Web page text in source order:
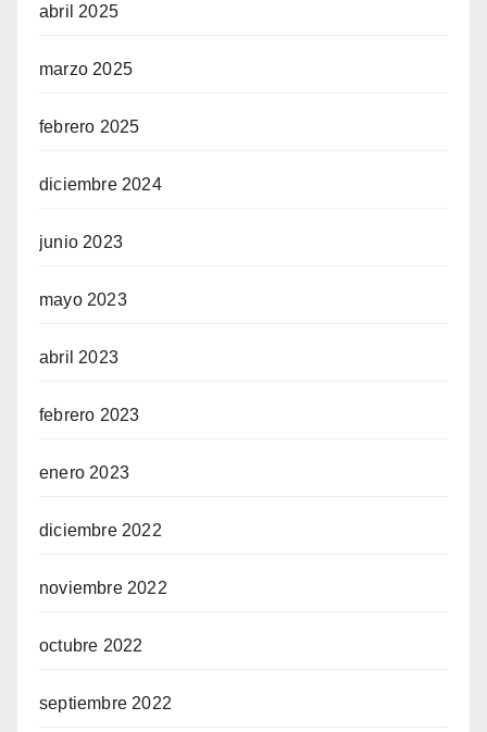
abril 2025
marzo 2025
febrero 2025
diciembre 2024
junio 2023
mayo 2023
abril 2023
febrero 2023
enero 2023
diciembre 2022
noviembre 2022
octubre 2022
septiembre 2022